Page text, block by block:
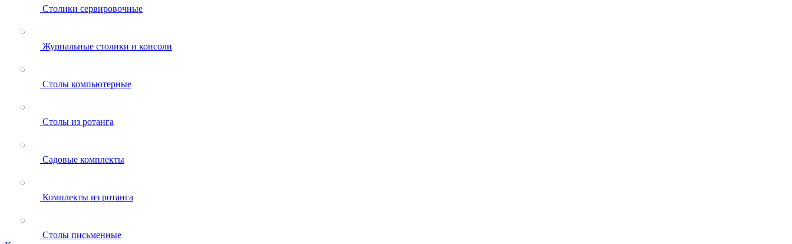
Столики сервировочные
Журнальные столики и консоли
Столы компьютерные
Столы из ротанга
Садовые комплекты
Комплекты из ротанга
Столы письменные